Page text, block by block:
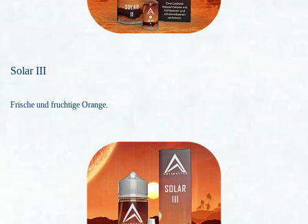
Solar III
Frische und fruchtige Orange.